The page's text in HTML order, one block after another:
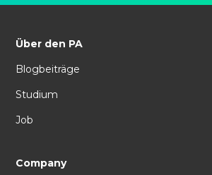
Über den PA
Blogbeiträge
Studium
Job
Company